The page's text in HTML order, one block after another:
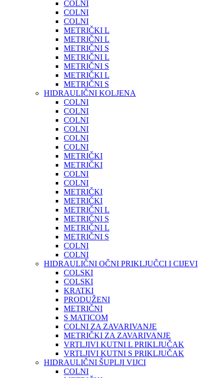
COLNI
COLNI
COLNI
METRIČKI L
METRIČNI L
METRIČNI S
METRIČNI L
METRIČNI S
METRIČKI L
METRIČNI S
HIDRAULIČNI KOLJENA
COLNI
COLNI
COLNI
COLNI
COLNI
COLNI
METRIČKI
METRIČKI
COLNI
COLNI
METRIČKI
METRIČKI
METRIČNI L
METRIČNI S
METRIČNI L
METRIČNI S
COLNI
COLNI
HIDRAULIČNI OČNI PRIKLJUČCI I CIJEVI
COLSKI
COLSKI
KRATKI
PRODUŽENI
METRIČNI
S MATICOM
COLNI ZA ZAVARIVANJE
METRIČKI ZA ZAVARIVANJE
VRTLJIVI KUTNI L PRIKLJUČAK
VRTLJIVI KUTNI S PRIKLJUČAK
HIDRAULIČNI ŠUPLJI VIJCI
COLNI